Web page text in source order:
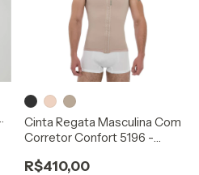
Cinta Regata Masculina Com
Corretor Confort 5196 -
R$410,00